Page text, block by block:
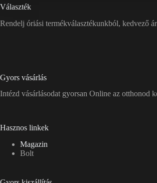
Választék
Rendelj óriási termékválasztékunkból, kedvező
Gyors vásárlás
Intézd vásárlásodat gyorsan Online az otthonod
Hasznos linkek
Magazin
Bolt